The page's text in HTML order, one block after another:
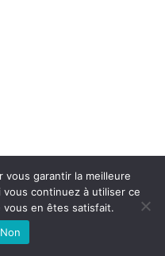
vous garantir la meilleure
continuez à utiliser ce
en êtes satisfait.
Non